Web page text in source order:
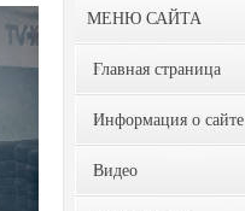
МЕНЮ САЙТА
Главная страница
Информация о сайте
Видео